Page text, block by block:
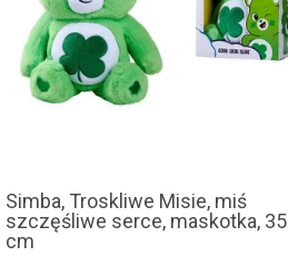
Simba, Troskliwe Misie, miś
szczęśliwe serce, maskotka, 35
cm